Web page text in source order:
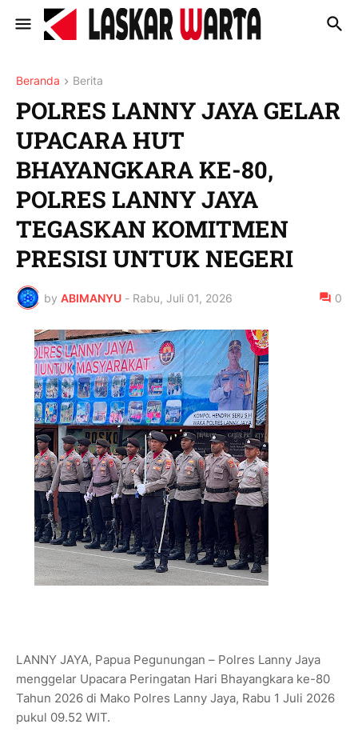
Beranda Berita
POLRES LANNY JAYA GELAR
UPACARA HUT
BHAYANGKARA KE-80,
POLRES LANNY JAYA
TEGASKAN KOMITMEN
PRESISI UNTUK NEGERI
by ABIMANYU - Rabu, Juli 01, 2026 0
LANNY JAYA, Papua Pegunungan – Polres Lanny Jaya
menggelar Upacara Peringatan Hari Bhayangkara ke-80
Tahun 2026 di Mako Polres Lanny Jaya, Rabu 1 Juli 2026
pukul 09.52 WIT.